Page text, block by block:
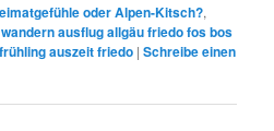
oder Alpen-Kitsch?,
wandern ausflug allgäu friedo fos bos
auszeit friedo |Schreibe einen